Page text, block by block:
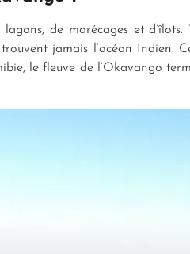
de marécages et
jamais l’océan
le fleuve de l’Okavango